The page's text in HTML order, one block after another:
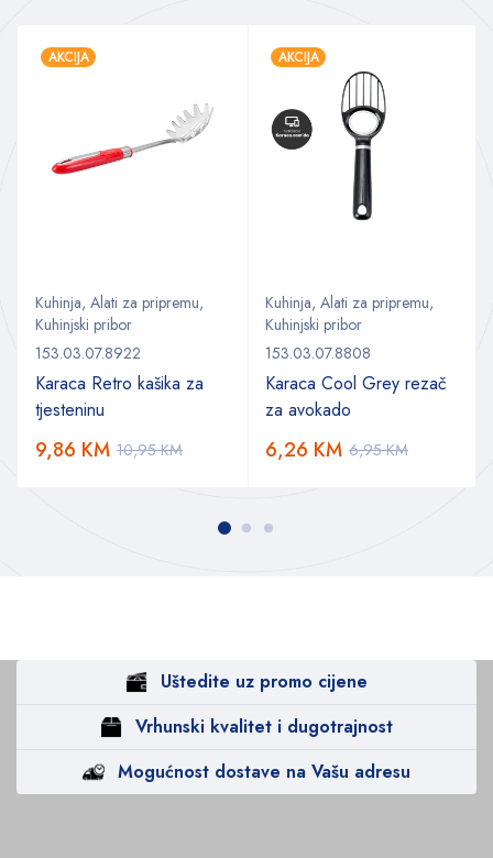
AKCIJA
Kuhinja, Alati za pripremu,
Kuhinjski pribor
153.03.07.8922
Karaca Retro kašika za
tjesteninu
10,95KM
9,86 KM
AKCIJA
Kuhinja, Alati za pripremu,
Kuhinjski pribor
153.03.07.8808
Karaca Cool Grey rezač
za avokado
6,95KM
6,26 KM
Uštedite uz promo cijene
Vrhunski kvalitet i dugotrajnost
Mogućnost dostave na Vašu adresu